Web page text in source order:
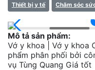
Thiết bị y tế Chăm sóc
Mô tả sản phẩm:
Vớ y khoa | Vớ y khoa
phẩm phân phối bởi
vụ Tùng Quang Giá tốt